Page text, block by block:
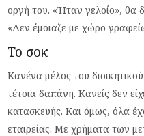
οργή του. «Ήταν γελοίο», θα
«Δεν έμοιαζε με χώρο
Το σοκ
Κανένα μέλος του
τέτοια δαπάνη. Κανείς δεν
κατασκευής. Και όμως, όλα
εταιρείας. Με χρήματα των